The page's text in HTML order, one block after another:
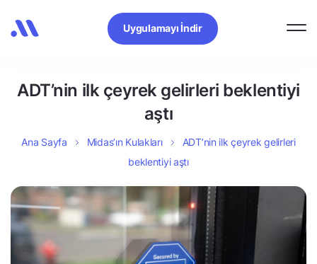
Uygulamayı İndir
ADT’nin ilk çeyrek gelirleri beklentiyi
aştı
Ana Sayfa Midas’ın Kulakları
ADT’nin ilk çeyrek gelirleri
beklentiyi aştı